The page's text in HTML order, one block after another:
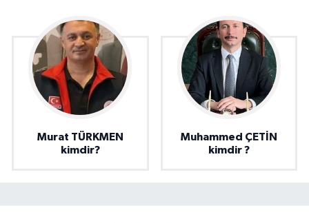
Murat TÜRKMEN
kimdir?
Muhammed ÇETİN
kimdir ?